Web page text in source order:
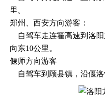
里。
郑州、西安方向游客：
自驾车走连霍高速到洛阳
向东10公里。
偃师方向游客
自驾车到顾县镇，沿偃洛